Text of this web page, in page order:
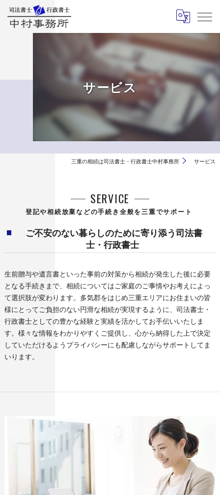
サービス
三重の相続は司法書士・行政書士中村事務所 サービス
登記や相続放棄などの手続き全般を三重でサポート
SERVICE
ご不安のない暮らしのために寄り添う司法書
士・行政書士
生前贈与や遺言書といった事前の対策から相続が発生した後に必要
となる手続きまで、相続についてはご家庭のご事情やお考えによっ
て選択肢が変わります。多気郡をはじめ三重エリアにお住まいの皆
様にとってご負担のない円滑な相続が実現するように、司法書士・
行政書士としての豊かな経験と実績を活かしてお手伝いいたしま
す。様々な情報をわかりやすくご提供し、心から納得した上で決定
していただけるようプライバシーにも配慮しながらサポートしてま
いります。